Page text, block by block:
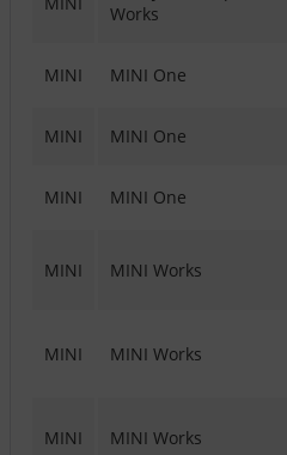
Works
MINI MINI One
MINI MINI One
MINI MINI One
MINI MINI Works
MINI MINI Works
MINI MINI Works